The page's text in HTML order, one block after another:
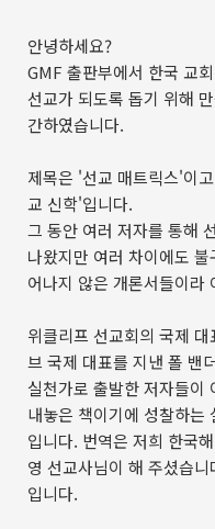
안녕하세요?
GMF 출판부에서 한국 교
선교가 되도록 돕기 위해
간하였습니다.
제목은 '선교 매트릭스'이
교 신학'입니다.
그 동안 여러 저자를 통해
나왔지만 여러 차이에도
어나지 않은 개론서들이라
위클리프 선교회의 국제
브 국제 대표를 지낸 폴 밴
실천가로 출발한 저자들이
내놓은 책이기에 성찰하는
입니다. 번역은 저희 한국
영 선교사님이 해 주셨습
입니다.